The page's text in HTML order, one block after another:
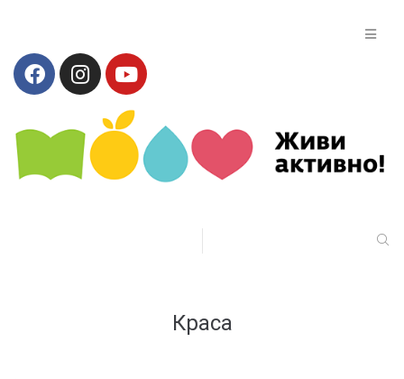
Краса